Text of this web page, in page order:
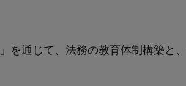
を通じて、法務の教育体制構築と